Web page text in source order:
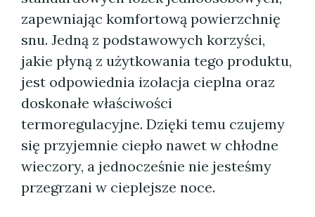
zapewniając komfortową powierzchnię
snu. Jedną z podstawowych korzyści,
jakie płyną z użytkowania tego produktu,
jest odpowiednia izolacja cieplna oraz
doskonałe właściwości
termoregulacyjne. Dzięki temu czujemy
się przyjemnie ciepło nawet w chłodne
wieczory, a jednocześnie nie jesteśmy
przegrzani w cieplejsze noce.